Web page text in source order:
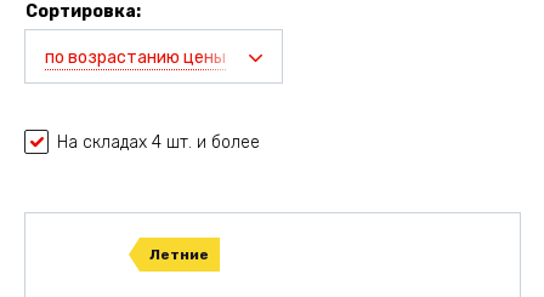
Сортировка:
по возрастанию цены
На складах 4 шт. и более
Летние